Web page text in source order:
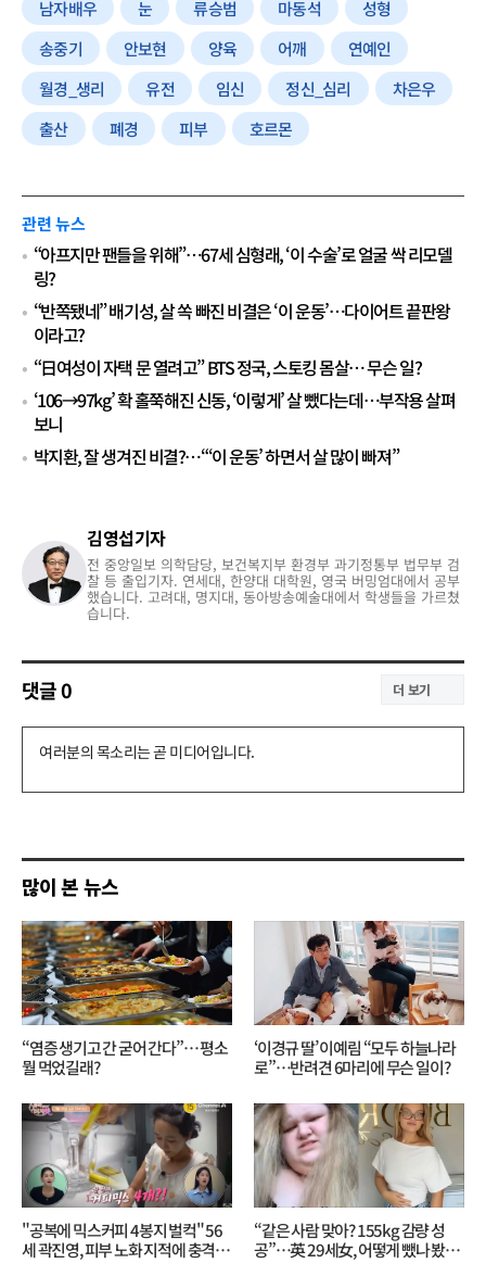
남자배우 눈 류승범 마동석
성형
송중기
안보현 양육 어깨
연예인
월경_생리
유전 임신 정신_심리
차은우
출산
폐경 피부 호르몬
관련 뉴스
“아프지만 팬들을 위해”…67세 심형래, ‘이 수술’로 얼굴 싹 리모델
링?
“반쪽됐네” 배기성, 살 쏙 빠진 비결은 ‘이 운동’…다이어트 끝판왕
이라고?
“日여성이 자택 문 열려고” BTS 정국, 스토킹 몸살… 무슨 일?
‘106→97kg’ 확 홀쭉해진 신동, ‘이렇게’ 살 뺐다는데…부작용 살펴
보니
박지환, 잘 생겨진 비결?…“‘이 운동’ 하면서 살 많이 빠져”
김영섭기자
전 중앙일보 의학담당, 보건복지부 환경부 과기정통부 법무부 검
찰 등 출입기자. 연세대, 한양대 대학원, 영국 버밍엄대에서 공부
했습니다. 고려대, 명지대, 동아방송예술대에서 학생들을 가르쳤
습니다.
댓글0 더 보기
댓
기
많이 본 뉴스
“염증 생기고 간 굳어 간다”… 평소
뭘 먹었길래?
‘이경규 딸’ 이예림 “모두 하늘나라
로”⋯반려견 6마리에 무슨 일이?
"공복에 믹스커피 4봉지 벌컥" 56
세 곽진영, 피부 노화 지적에 충격…
“같은 사람 맞아? 155kg 감량 성
공”…英 29세女, 어떻게 뺐나 봤더